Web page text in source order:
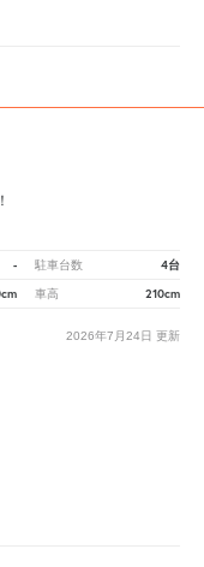
- 駐車台数 4台
車高 210cm
2026年7月24日 更新